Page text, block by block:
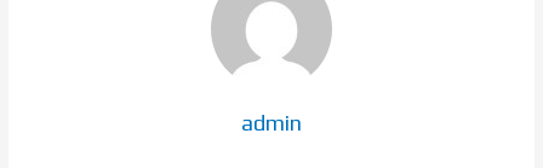
admin